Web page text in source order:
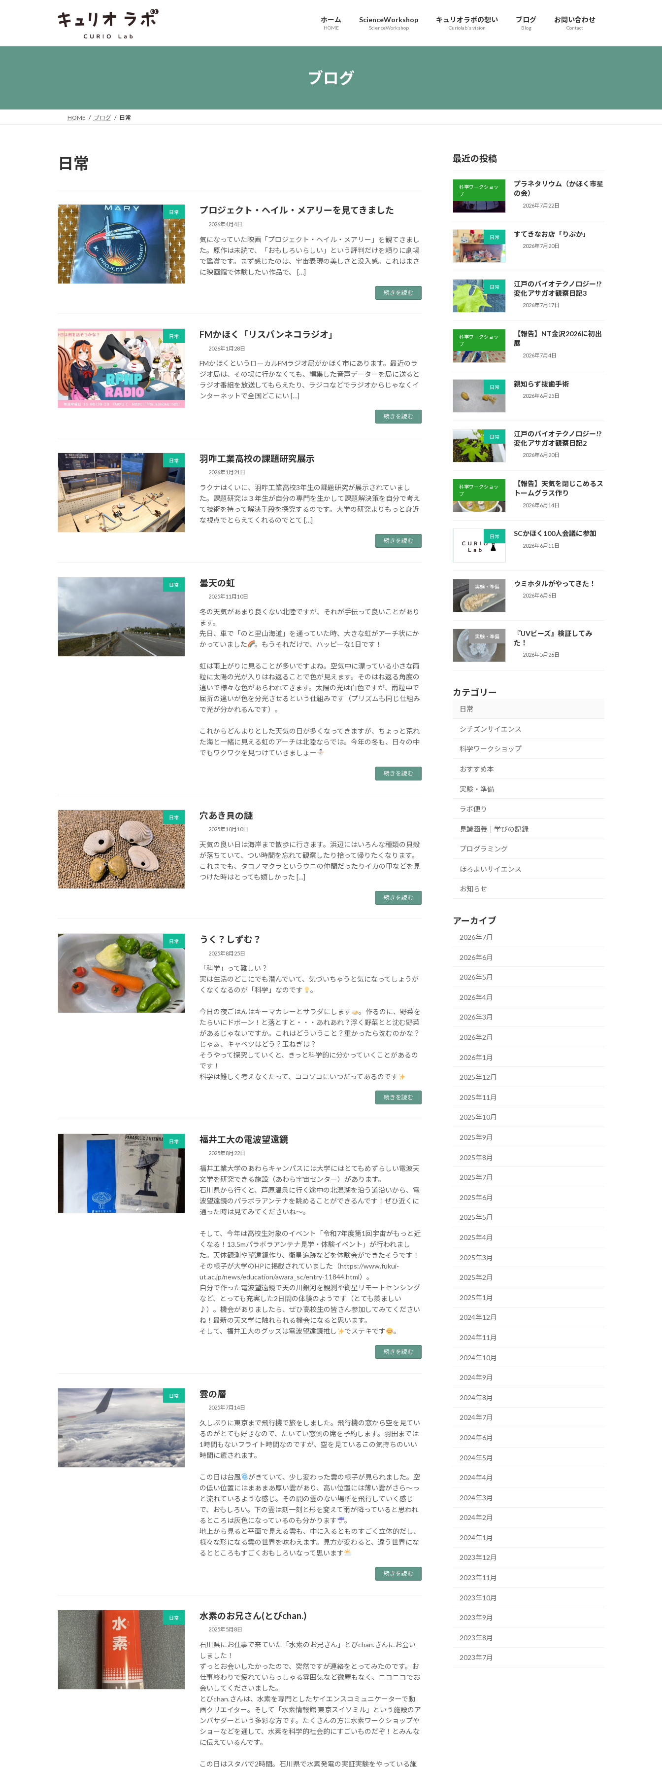
プ
動
ホーム
HOME
ScienceWorkshop
ScienceWorkshop
キュリオラボの想い
Curiolab's vision
ブログ
Blog
お問い合わせ
Contact
ブログ
HOME ブログ 日常
日常
日常 プロジェクト・ヘイル・メアリーを見てきました
2026年4月4日
気になっていた映画「プロジェクト・ヘイル・メアリー」を観てきまし
た。原作は未読で、「おもしろいらしい」という評判だけを頼りに劇場
で鑑賞です。まず感じたのは、宇宙表現の美しさと没入感。これはまさ
に映画館で体験したい作品で、 […]
続きを読む
日常 FMかほく「リスパンネコラジオ」
2026年1月28日
FMかほくというローカルFMラジオ局がかほく市にあります。最近のラ
ジオ局は、その場に行かなくても、編集した音声データーを局に送ると
ラジオ番組を放送してもらえたり、ラジコなどでラジオからじゃなくイ
ンターネットで全国どこにい […]
続きを読む
日常 羽咋工業高校の課題研究展示
2026年1月21日
ラクナはくいに、羽咋工業高校3年生の課題研究が展示されていまし
た。課題研究は３年生が自分の専門を生かして課題解決策を自分で考え
て技術を持って解決手段を探究するのです。大学の研究よりもっと身近
な視点でとらえてくれるのでとて […]
続きを読む
日常 曇天の虹
2025年11月10日
冬の天気があまり良くない北陸ですが、それが手伝って良いことがあり
ます。
先日、車で「のと里山海道」を通っていた時、大きな虹がアーチ状にか
かっていました
。もうそれだけで、ハッピーな1日です！
虹は雨上がりに見ることが多いですよね。空気中に漂っている小さな雨
粒に太陽の光が入りはね返ることで色が見えます。そのはね返る角度の
違いで様々な色があらわれてきます。太陽の光は白色ですが、雨粒中で
屈折の違いが色を分光させるという仕組みです（プリズムも同じ仕組み
で光が分かれるんです）。
これからどんよりとした天気の日が多くなってきますが、ちょっと荒れ
た海と一緒に見える虹のアーチは北陸ならでは。今年の冬も、日々の中
でもワクワクを見つけていきましょー
続きを読む
日常 穴あき貝の謎
2025年10月10日
天気の良い日は海岸まで散歩に行きます。浜辺にはいろんな種類の貝殻
が落ちていて、つい時間を忘れて観察したり拾って帰りたくなります。
これまでも、タコノマクラというウニの仲間だったりイカの甲などを見
つけた時はとっても嬉しかった […]
続きを読む
日常 うく？しずむ？
2025年8月25日
「科学」って難しい？
実は生活のどこにでも潜んでいて、気づいちゃうと気になってしょうが
くなくなるのが「科学」なのです
。
今日の夜ごはんはキーマカレーとサラダにします
。作るのに、野菜を
たらいにドボーン！と落とすと・・・あれあれ？浮く野菜とと沈む野菜
があるじゃないですか。これはどういうこと？重かったら沈むのかな？
じゃぁ、キャベツはどう？玉ねぎは？
そうやって探究していくと、きっと科学的に分かっていくことがあるの
です！
科学は難しく考えなくたって、ココソコにいつだってあるのです
続きを読む
日常 福井工大の電波望遠鏡
2025年8月22日
福井工業大学のあわらキャンパスには大学にはとてもめずらしい電波天
文学を研究できる施設（あわら宇宙センター）があります。
石川県から行くと、芦原温泉に行く途中の北潟湖を沿う道沿いから、電
波望遠鏡のパラボラアンテナを眺めることができるんです！ぜひ近くに
通った時は見てみてくださいね～。
そして、今年は高校生対象のイベント「令和7年度第1回宇宙がもっと近
くなる！13.5mパラボラアンテナ見学・体験イベント」が行われまし
た。天体観測や望遠鏡作り、衛星追跡などを体験会ができたそうです！
その様子が大学のHPに掲載されていました（https://www.fukui-
ut.ac.jp/news/education/awara_sc/entry-11844.html）。
自分で作った電波望遠鏡で天の川銀河を観測や衛星リモートセンシング
など、とっても充実した2日間の体験のようです（とても羨ましい
♪）。機会がありましたら、ぜひ高校生の皆さん参加してみてください
ね！最新の天文学に触れられる機会になると思います。
そして、福井工大のグッズは電波望遠鏡推し
でステキです 。
続きを読む
日常 雲の層
2025年7月14日
久しぶりに東京まで飛行機で旅をしました。飛行機の窓から空を見てい
るのがとても好きなので、たいてい窓側の席を予約します。羽田までは
1時間もないフライト時間なのですが、空を見ているこの気持ちのいい
時間に癒されます。
この日は台風
がきていて、少し変わった雲の様子が見られました。空
の低い位置にはまあまあ厚い雲があり、高い位置には薄い雲がさら～っ
と流れているような感じ。その間の雲のない場所を飛行していく感じ
で、おもしろい。下の雲は刻一刻と形を変えて雨が降っていると思われ
るところは灰色になっているのも分かります
。
地上から見ると平面で見える雲も、中に入るとものすごく立体的だし、
様々な形になる雲の世界を味わえます。見方が変わると、違う世界にな
るとところもすごくおもしろいなって思います
続きを読む
日常 水素のお兄さん(とびchan.)
2025年5月8日
石川県にお仕事で来ていた「水素のお兄さん」とびchan.さんにお会い
しました！
ずっとお会いしたかったので、突然ですが連絡をとってみたのです。お
仕事終わりで疲れていらっしゃる雰囲気など微塵もなく、ニコニコでお
会いしてくださいました。
とびchan.さんは、水素を専門としたサイエンスコミュニケーターで動
画クリエイター。そして「水素情報館 東京スイソミル」という施設のア
ンバサダーという多彩な方です。たくさんの方に水素ワークショップや
ショーなどを通して、水素を科学的社会的にすごいものだぞ！とみんな
に伝えているんです。
この日はスタバで2時間。石川県で水素発電の実証実験をやっている施
最近の投稿
科学ワークショッ
プ
プラネタリウム（かほく市星
の会）
2026年7月22日
日常 すてきなお店「りぷか」
2026年7月20日
日常
江戸のバイオテクノロジー!?
変化アサガオ観察日記3
2026年7月17日
科学ワークショッ
プ
【報告】NT金沢2026に初出
展
2026年7月4日
日常 親知らず抜歯手術
2026年6月25日
日常
江戸のバイオテクノロジー!?
変化アサガオ観察日記2
2026年6月20日
科学ワークショッ
プ
【報告】天気を閉じこめるス
トームグラス作り
2026年6月14日
日常 SCかほく100人会議に参加
2026年6月11日
実験・準備 ウミホタルがやってきた！
2026年6月6日
実験・準備
『UVビーズ』検証してみ
た！
2026年5月26日
カテゴリー
日常
シチズンサイエンス
科学ワークショップ
おすすめ本
実験・準備
ラボ便り
見識涵養｜学びの記録
プログラミング
ほろよいサイエンス
お知らせ
アーカイブ
2026年7月
2026年6月
2026年5月
2026年4月
2026年3月
2026年2月
2026年1月
2025年12月
2025年11月
2025年10月
2025年9月
2025年8月
2025年7月
2025年6月
2025年5月
2025年4月
2025年3月
2025年2月
2025年1月
2024年12月
2024年11月
2024年10月
2024年9月
2024年8月
2024年7月
2024年6月
2024年5月
2024年4月
2024年3月
2024年2月
2024年1月
2023年12月
2023年11月
2023年10月
2023年9月
2023年8月
2023年7月